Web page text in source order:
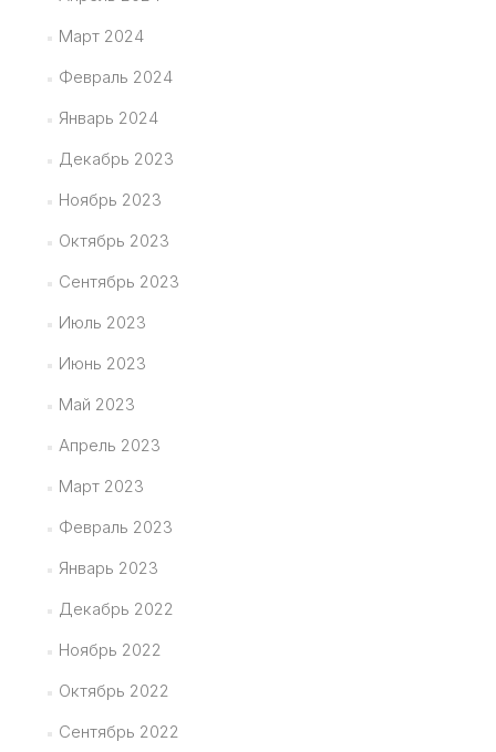
Март 2024
Февраль 2024
Январь 2024
Декабрь 2023
Ноябрь 2023
Октябрь 2023
Сентябрь 2023
Июль 2023
Июнь 2023
Май 2023
Апрель 2023
Март 2023
Февраль 2023
Январь 2023
Декабрь 2022
Ноябрь 2022
Октябрь 2022
Сентябрь 2022